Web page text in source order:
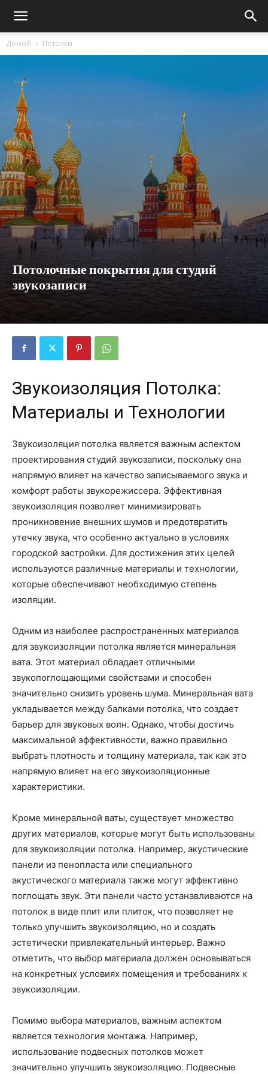
Домой Потолки
Потолочные покрытия для студий
звукозаписи
Звукоизоляция Потолка:
Материалы и Технологии
Звукоизоляция потолка является важным аспектом
проектирования студий звукозаписи, поскольку она
напрямую влияет на качество записываемого звука и
комфорт работы звукорежиссера. Эффективная
звукоизоляция позволяет минимизировать
проникновение внешних шумов и предотвратить
утечку звука, что особенно актуально в условиях
городской застройки. Для достижения этих целей
используются различные материалы и технологии,
которые обеспечивают необходимую степень
изоляции.
Одним из наиболее распространенных материалов
для звукоизоляции потолка является минеральная
вата. Этот материал обладает отличными
звукопоглощающими свойствами и способен
значительно снизить уровень шума. Минеральная вата
укладывается между балками потолка, что создает
барьер для звуковых волн. Однако, чтобы достичь
максимальной эффективности, важно правильно
выбрать плотность и толщину материала, так как это
напрямую влияет на его звукоизоляционные
характеристики.
Кроме минеральной ваты, существует множество
других материалов, которые могут быть использованы
для звукоизоляции потолка. Например, акустические
панели из пенопласта или специального
акустического материала также могут эффективно
поглощать звук. Эти панели часто устанавливаются на
потолок в виде плит или плиток, что позволяет не
только улучшить звукоизоляцию, но и создать
эстетически привлекательный интерьер. Важно
отметить, что выбор материала должен основываться
на конкретных условиях помещения и требованиях к
звукоизоляции.
Помимо выбора материалов, важным аспектом
является технология монтажа. Например,
использование подвесных потолков может
значительно улучшить звукоизоляцию. Подвесные